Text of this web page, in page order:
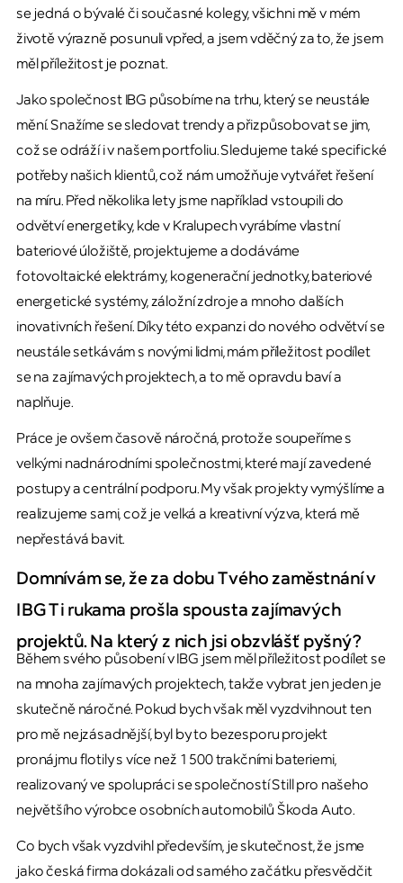
se jedná o bývalé či současné kolegy, všichni mě v mém
životě výrazně posunuli vpřed, a jsem vděčný za to, že jsem
měl příležitost je poznat.
Jako společnost IBG působíme na trhu, který se neustále
mění. Snažíme se sledovat trendy a přizpůsobovat se jim,
což se odráží i v našem portfoliu. Sledujeme také specifické
potřeby našich klientů, což nám umožňuje vytvářet řešení
na míru. Před několika lety jsme například vstoupili do
odvětví energetiky, kde v Kralupech vyrábíme vlastní
bateriové úložiště, projektujeme a dodáváme
fotovoltaické elektrárny, kogenerační jednotky, bateriové
energetické systémy, záložní zdroje a mnoho dalších
inovativních řešení. Díky této expanzi do nového odvětví se
neustále setkávám s novými lidmi, mám příležitost podílet
se na zajímavých projektech, a to mě opravdu baví a
naplňuje.
Práce je ovšem časově náročná, protože soupeříme s
velkými nadnárodními společnostmi, které mají zavedené
postupy a centrální podporu. My však projekty vymýšlíme a
realizujeme sami, což je velká a kreativní výzva, která mě
nepřestává bavit.
Domnívám se, že za dobu Tvého zaměstnání v
IBG Ti rukama prošla spousta zajímavých
projektů. Na který z nich jsi obzvlášť pyšný?
Během svého působení v IBG jsem měl příležitost podílet se
na mnoha zajímavých projektech, takže vybrat jen jeden je
skutečně náročné. Pokud bych však měl vyzdvihnout ten
pro mě nejzásadnější, byl by to bezesporu projekt
pronájmu flotily s více než 1 500 trakčními bateriemi,
realizovaný ve spolupráci se společností Still pro našeho
největšího výrobce osobních automobilů Škoda Auto.
Co bych však vyzdvihl především, je skutečnost, že jsme
jako česká firma dokázali od samého začátku přesvědčit